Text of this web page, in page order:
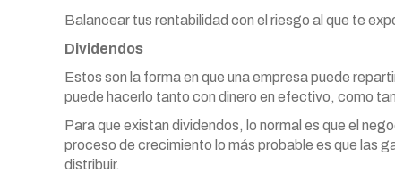
Balancear tus rentabilidad con el riesgo al que te
Dividendos
Estos son la forma en que una empresa puede
puede hacerlo tanto con dinero en efectivo, como
Para que existan dividendos, lo normal es que el
proceso de crecimiento lo más probable es que las
distribuir.